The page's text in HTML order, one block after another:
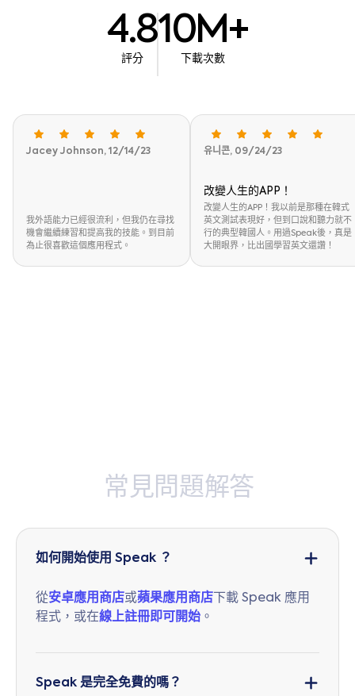
4.8
評分
10M+
下載次數
Jacey Johnson, 12/14/23
我外語能力已經很流利，但我仍在尋找
機會繼續練習和提高我的技能。到目前
為止很喜歡這個應用程式。
유니콘, 09/24/23
改變人生的APP！
改變人生的APP！我以前是那種在韓式
英文測試表現好，但到口說和聽力就不
行的典型韓國人。用過Speak後，真是
大開眼界，比出國學習英文還讚！
常 見 問題解答
如何開始使用 Speak ？
從安卓應用商店或蘋果應用商店 下載 Speak 應用
程式，或在線上註冊即可開始 。
Speak 是完全免費的嗎？